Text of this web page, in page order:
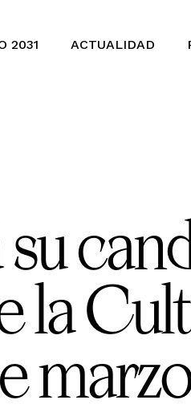
2031 ACTUALIDAD
la
marzo